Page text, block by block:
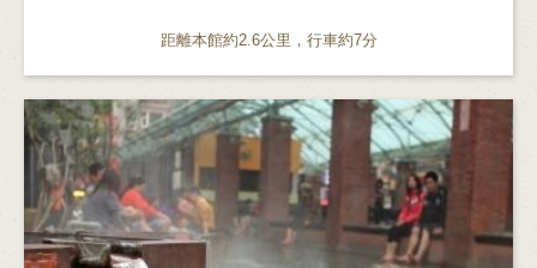
距離本館約2.6公里，行車約7分